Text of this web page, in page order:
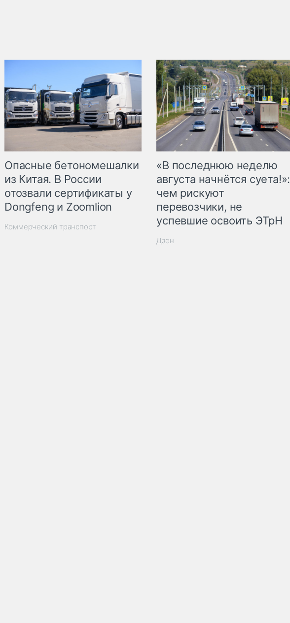
Опасные бетономешалки
из Китая. В России
отозвали сертификаты у
Dongfeng и Zoomlion
Коммерческий транспорт
«В последнюю неделю
августа начнётся суета!»:
чем рискуют
перевозчики, не
успевшие освоить ЭТрН
Дзен